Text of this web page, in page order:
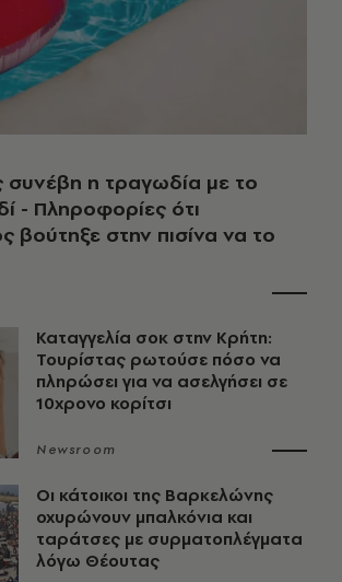
η τραγωδία με το
- Πληροφορίες ότι
βούτηξε στην πισίνα να το
Καταγγελία σοκ στην Κρήτη:
Τουρίστας ρωτούσε πόσο να
πληρώσει για να ασελγήσει σε
10χρονο κορίτσι
Newsroom
Οι κάτοικοι της Βαρκελώνης
οχυρώνουν μπαλκόνια και
ταράτσες με συρματοπλέγματα
λόγω Θέουτας